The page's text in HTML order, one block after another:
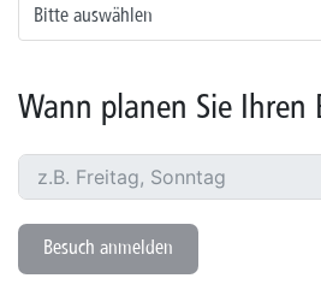
Bitte auswählen
Wann planen Sie Ihren
Besuch anmelden